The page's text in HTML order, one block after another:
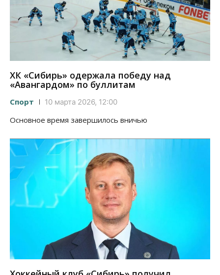
ХК «Сибирь» одержала победу над
«Авангардом» по буллитам
Спорт 10 марта 2026, 12:00
Основное время завершилось вничью